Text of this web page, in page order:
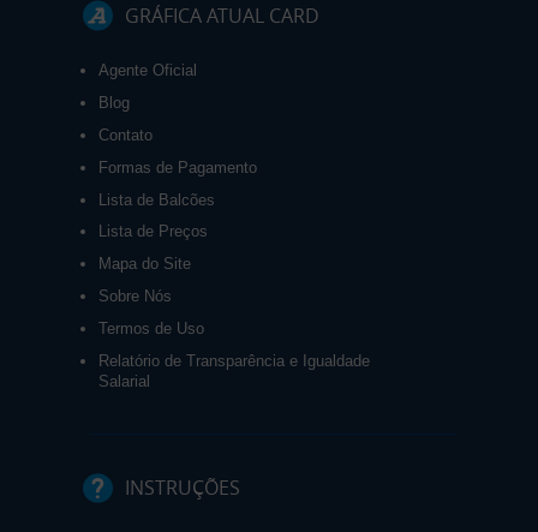
GRÁFICA ATUAL CARD
Agente Oficial
Blog
Contato
Formas de Pagamento
Lista de Balcões
Lista de Preços
Mapa do Site
Sobre Nós
Termos de Uso
Relatório de Transparência e Igualdade
Salarial
INSTRUÇÕES